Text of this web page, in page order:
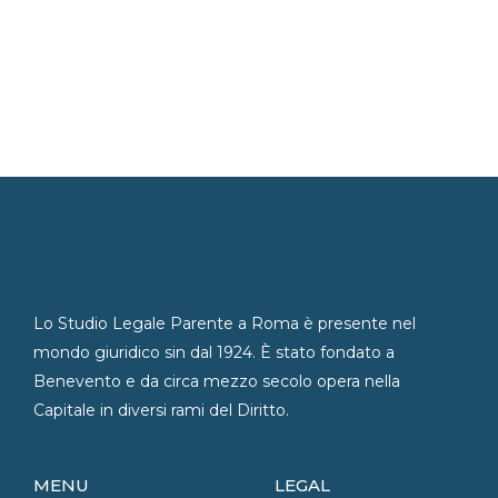
Lo Studio Legale Parente a Roma è presente nel
mondo giuridico sin dal 1924. È stato fondato a
Benevento e da circa mezzo secolo opera nella
Capitale in diversi rami del Diritto.
MENU LEGAL